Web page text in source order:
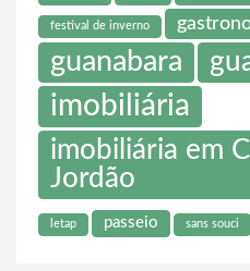
festival de inverno
guanabara
imobiliária
imobiliária em
Jordão
letap passeio sans souci